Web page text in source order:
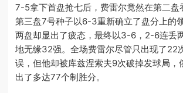
7-5拿下首盘抢七后，费雷尔竟然在第二盘
第三盘7号种子以6-3重新确立了盘分上的
两盘却显出了疲态，最终以3-6，2-6连丢
地无缘32强。全场费雷尔尽管只出现了22
误，但他却被库兹涅索夫9次破掉发球局，
出了多达77个制胜分。